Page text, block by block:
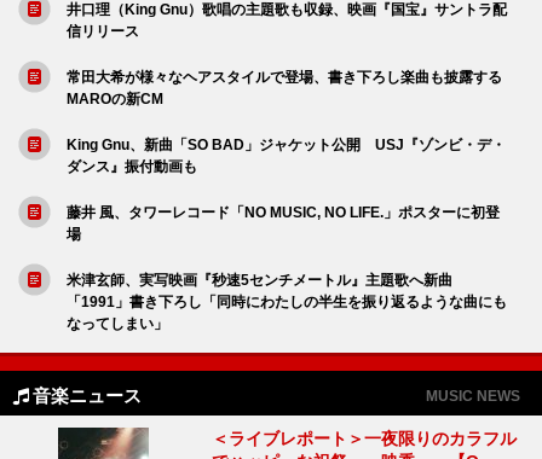
井口理（King Gnu）歌唱の主題歌も収録、映画『国宝』サントラ配
信リリース
常田大希が様々なヘアスタイルで登場、書き下ろし楽曲も披露する
MAROの新CM
King Gnu、新曲「SO BAD」ジャケット公開 USJ『ゾンビ・デ・
ダンス』振付動画も
藤井 風、タワーレコード「NO MUSIC, NO LIFE.」ポスターに初登
場
米津玄師、実写映画『秒速5センチメートル』主題歌へ新曲
「1991」書き下ろし「同時にわたしの半生を振り返るような曲にも
なってしまい」
音楽ニュース MUSIC NEWS
＜ライブレポート＞一夜限りのカラフル